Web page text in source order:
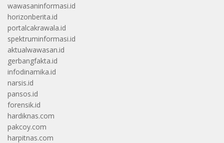
wawasaninformasi.id
horizonberita.id
portalcakrawala.id
spektruminformasi.id
aktualwawasan.id
gerbangfakta.id
infodinamika.id
narsis.id
pansos.id
forensik.id
hardiknas.com
pakcoy.com
harpitnas.com